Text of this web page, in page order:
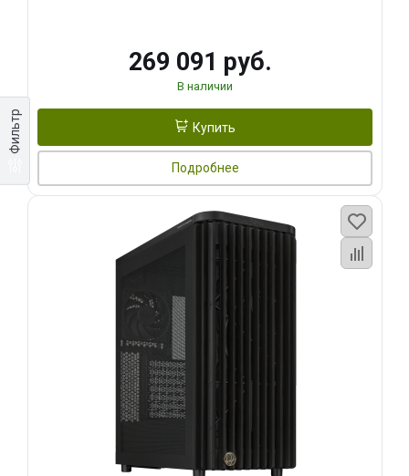
Фильтр
269 091 руб.
В наличии
Купить
Подробнее